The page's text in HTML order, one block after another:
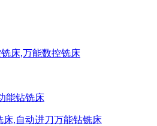
床,万能数控铣床
能钻铣床
床,自动进刀万能钻铣床